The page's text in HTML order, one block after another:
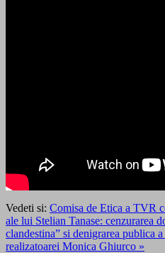
Vedeti si: Comisa de Etica a TVR
ale lui Stelian Tanase: cenzurarea
clandestina” si denigrarea publica
realizatoarei Monica Ghiurco »